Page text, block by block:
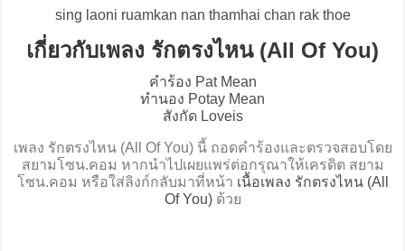
sing laoni ruamkan nan thamhai chan rak thoe
เกี่ยวกับเพลง รักตรงไหน (All Of You)
คำร้อง Pat Mean
ทำนอง Potay Mean
สังกัด Loveis
เพลง รักตรงไหน (All Of You) นี้ ถอดคำร้องและตรวจสอบโดย
สยามโซน.คอม หากนำไปเผยแพร่ต่อกรุณาให้เครดิต สยาม
โซน.คอม หรือใส่ลิงก์กลับมาที่หน้า เนื้อเพลง รักตรงไหน (All
Of You)ด้วย